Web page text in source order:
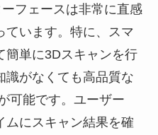
フェースは非常に直感
ています。特に、スマ
簡単に3Dスキャンを行
識がなくても高品質な
可能です。ユーザー
ムにスキャン結果を確